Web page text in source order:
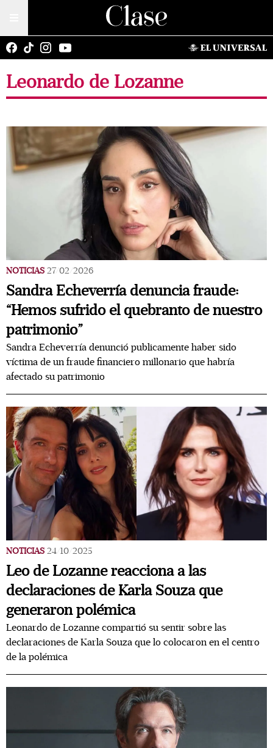
Leonardo de Lozanne
NOTICIAS 27/02/2026
Sandra Echeverría denuncia fraude:
“Hemos sufrido el quebranto de nuestro
patrimonio”
Sandra Echeverría denunció publicamente haber sido
víctima de un fraude financiero millonario que habría
afectado su patrimonio
NOTICIAS 24/10/2025
Leo de Lozanne reacciona a las
declaraciones de Karla Souza que
generaron polémica
Leonardo de Lozanne compartió su sentir sobre las
declaraciones de Karla Souza que lo colocaron en el centro
de la polémica